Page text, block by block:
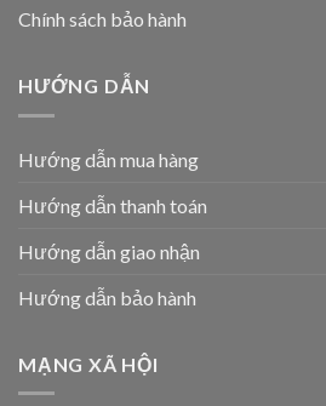
Chính sách bảo hành
HƯỚNG DẪN
Hướng dẫn mua hàng
Hướng dẫn thanh toán
Hướng dẫn giao nhận
Hướng dẫn bảo hành
MẠNG XÃ HỘI